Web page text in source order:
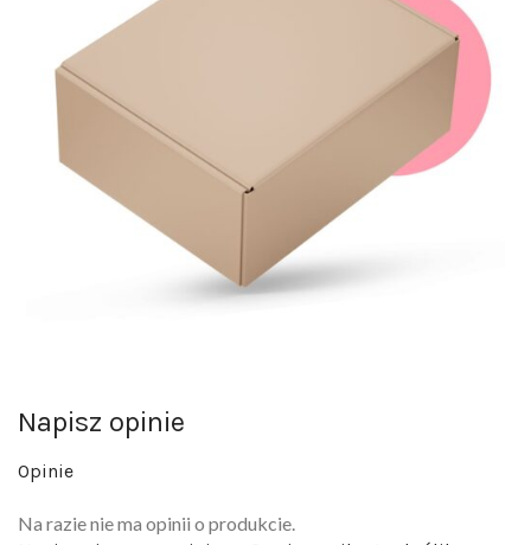
Opinie
Napisz pierwszą opinię o „Grzejący wibrator królik z